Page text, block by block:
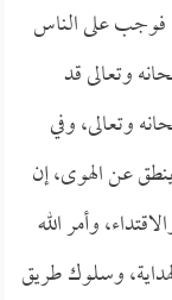
فوجب على الناس
وتعالى قد
وتعالى، وفي
عن الهوى، إن
وأمر الله
وسلوك طريق